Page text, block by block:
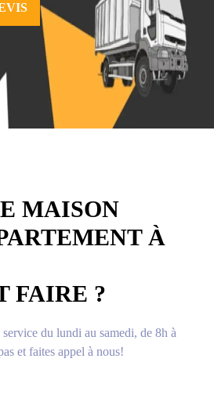
MAISON
À
FAIRE ?
du lundi au samedi, de 8h à
et faites appel à nous!